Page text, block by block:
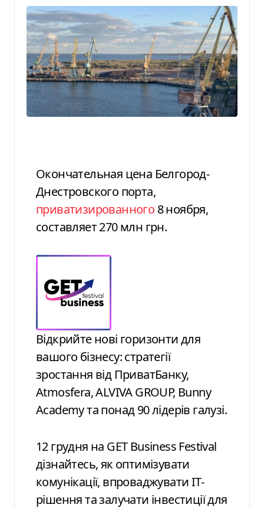
Окончательная цена Белгород-
Днестровского порта,
приватизированного 8 ноября,
составляет 270 млн грн.
Відкрийте нові горизонти для
вашого бізнесу: стратегії
зростання від ПриватБанку,
Atmosfera, ALVIVA GROUP, Bunny
Academy та понад 90 лідерів галузі.
12 грудня на GET Business Festival
дізнайтесь, як оптимізувати
комунікації, впроваджувати ІТ-
рішення та залучати інвестиції для